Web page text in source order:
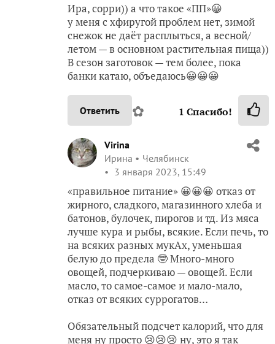
Ира, сорри)) а что такое «ПП»😀
у меня с хфиругой проблем нет, зимой
снежок не даёт расплыться, а весной/
летом — в основном растительная пища))
В сезон заготовок — тем более, пока
банки катаю, объедаюсь😀😀😀
Ответить ✿ 1 Спасибо!
Virina
Ирина
Челябинск
3 января 2023, 15:49
«правильное питание» 😀😀😀 отказ от
жирного, сладкого, магазинного хлеба и
батонов, булочек, пирогов и тд. Из мяса
лучше кура и рыбы, всякие. Если печь, то
на всяких разных мукАх, уменьшая
белую до предела 🤓 Много-много
овощей, подчеркиваю — овощей. Если
масло, то самое-самое и мало-мало,
отказ от всяких суррогатов…
Обязательный подсчет калорий, что для
меня ну просто 😢😢😢 ну, это я так